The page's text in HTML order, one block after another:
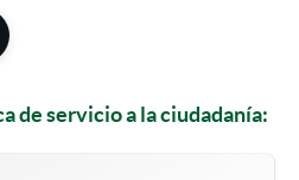
de servicio a la ciudadanía: